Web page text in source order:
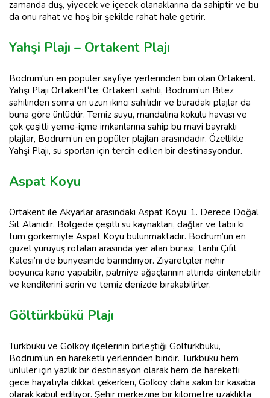
zamanda duş, yiyecek ve içecek olanaklarına da sahiptir ve bu
da onu rahat ve hoş bir şekilde rahat hale getirir.
Yahşi Plajı – Ortakent Plajı
Bodrum'un en popüler sayfiye yerlerinden biri olan Ortakent.
Yahşi Plajı Ortakent‘te; Ortakent sahili, Bodrum‘un Bitez
sahilinden sonra en uzun ikinci sahilidir ve buradaki plajlar da
buna göre ünlüdür. Temiz suyu, mandalina kokulu havası ve
çok çeşitli yeme-içme imkanlarına sahip bu mavi bayraklı
plajlar, Bodrum’un en popüler plajları arasındadır. Özellikle
Yahşi Plajı, su sporları için tercih edilen bir destinasyondur.
Aspat Koyu
Ortakent ile Akyarlar arasındaki Aspat Koyu, 1. Derece Doğal
Sit Alanıdır. Bölgede çeşitli su kaynakları, dağlar ve tabii ki
tüm görkemiyle Aspat Koyu bulunmaktadır. Bodrum’un en
güzel yürüyüş rotaları arasında yer alan burası, tarihi Çıfıt
Kalesi’ni de bünyesinde barındırıyor. Ziyaretçiler nehir
boyunca kano yapabilir, palmiye ağaçlarının altında dinlenebilir
ve kendilerini serin ve temiz denizde bırakabilirler.
Göltürkbükü Plajı
Türkbükü ve Gölköy ilçelerinin birleştiği Göltürkbükü,
Bodrum‘un en hareketli yerlerinden biridir. Türkbükü hem
ünlüler için yazlık bir destinasyon olarak hem de hareketli
gece hayatıyla dikkat çekerken, Gölköy daha sakin bir kasaba
olarak kabul ediliyor. Şehir merkezine bir kilometre uzaklıkta